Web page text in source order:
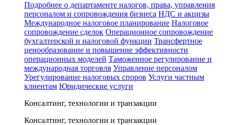
Подробнее о департаменте налогов, права, управления
персоналом и сопровождения бизнеса НДС и акцизы
Международное налоговое планирование Налоговое
сопровождение сделок Операционное сопровождение
бухгалтерской и налоговой функции Трансфертное
ценообразование и повышение эффективности
операционных моделей Таможенное регулирование и
международная торговля Управление персоналом
Урегулирование налоговых споров Услуги частным
клиентам Юридические услуги
Консалтинг, технологии и транзакции
Консалтинг, технологии и транзакции